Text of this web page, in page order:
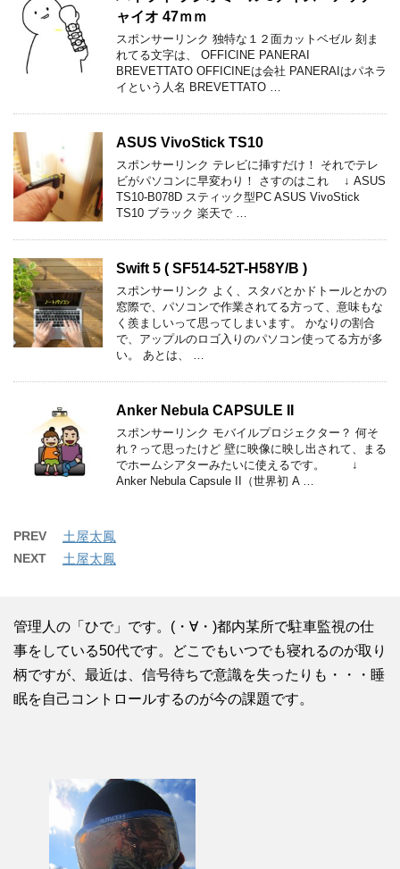
ャイオ 47ｍｍ
スポンサーリンク 独特な１２面カットベゼル 刻ま
れてる文字は、 OFFICINE PANERAI
BREVETTATO OFFICINEは会社 PANERAIはパネラ
イという人名 BREVETTATO …
ASUS VivoStick TS10
スポンサーリンク テレビに挿すだけ！ それでテレ
ビがパソコンに早変わり！ さすのはこれ ↓ ASUS
TS10-B078D スティック型PC ASUS VivoStick
TS10 ブラック 楽天で …
Swift 5 ( SF514-52T-H58Y/B )
スポンサーリンク よく、スタバとかドトールとかの
窓際で、パソコンで作業されてる方って、意味もな
く羨ましいって思ってしまいます。 かなりの割合
で、アップルのロゴ入りのパソコン使ってる方が多
い。 あとは、 …
Anker Nebula CAPSULE II
スポンサーリンク モバイルプロジェクター？ 何そ
れ？って思ったけど 壁に映像に映し出されて、まる
でホームシアターみたいに使えるです。 ↓
Anker Nebula Capsule II（世界初 A …
PREV 土屋太鳳
NEXT 土屋太鳳
管理人の「ひで」です。(・∀・)都内某所で駐車監視の仕
事をしている50代です。どこでもいつでも寝れるのが取り
柄ですが、最近は、信号待ちで意識を失ったりも・・・睡
眠を自己コントロールするのが今の課題です。